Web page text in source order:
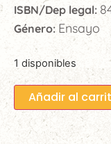
ISBN/Dep legal:
Género: Ensayo
1 disponibles
Añadir al